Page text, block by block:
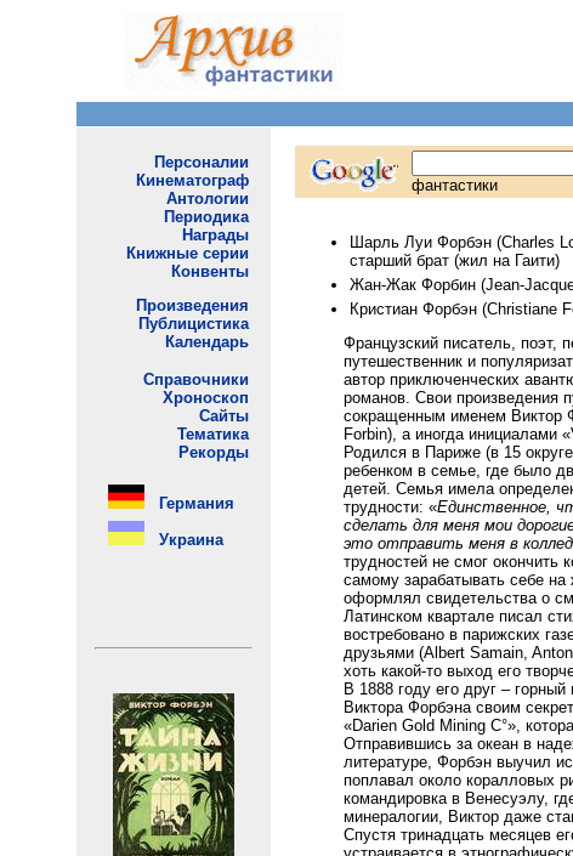
Шарль Луи Форбэн (Charles
старший брат (жил на Гаити)
Жан-Жак Форбин (Jean-
Кристиан Форбэн (Christiane
Французский писатель, поэт,
путешественник и
автор приключенческих
романов. Свои произведения
сокращенным именем Виктор
Forbin), а иногда инициалами
Родился в Париже (в 15
ребенком в семье, где было
детей. Семья имела
трудности: «Единственное,
сделать для меня мои
это отправить меня в
трудностей не смог
самому зарабатывать себе на
оформлял свидетельства о
Латинском квартале писал
востребовано в парижских
друзьями (Albert Samain,
хоть какой-то выход его
В 1888 году его друг –
Виктора Форбэна своим
«Darien Gold Mining C°»,
Отправившись за океан в
литературе, Форбэн выучил
поплавал около коралловых
командировка в Венесуэлу,
минералогии, Виктор даже
Спустя тринадцать месяцев